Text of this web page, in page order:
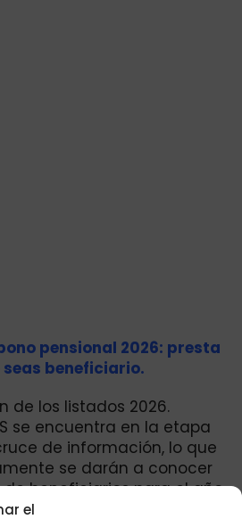
el
pensional 2026: presta
beneficiario.
de los listados 2026.
se encuentra en la etapa
de información, lo que
se darán a conocer
beneficiarios para el año
definirán qué hogares